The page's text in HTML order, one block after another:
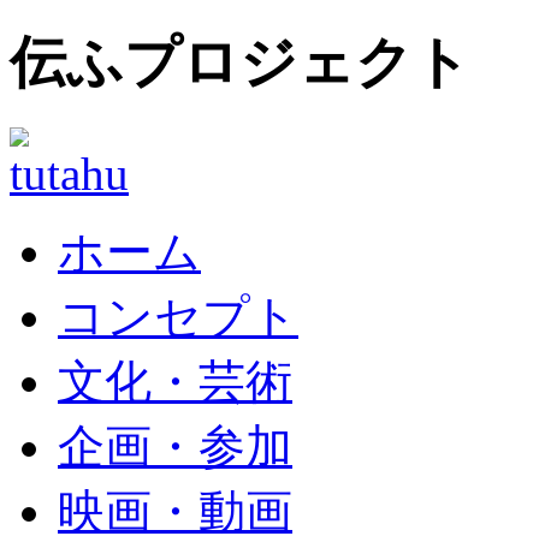
伝ふプロジェクト
ホーム
コンセプト
文化・芸術
企画・参加
映画・動画